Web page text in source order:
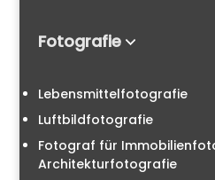
Fotografie
Lebensmittelfotografie
Luftbildfotografie
Fotograf für
Architekturfotografie